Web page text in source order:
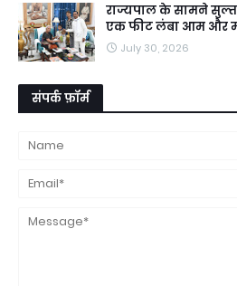
राज्यपाल के सामने
एक फीट लंबा आम और
July 30, 2026
संपर्क फ़ॉर्म